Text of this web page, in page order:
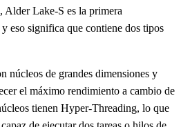
Alder Lake-S es la primera
eso significa que contiene dos tipos
núcleos de grandes dimensiones y
el máximo rendimiento a cambio de
tienen Hyper-Threading, lo que